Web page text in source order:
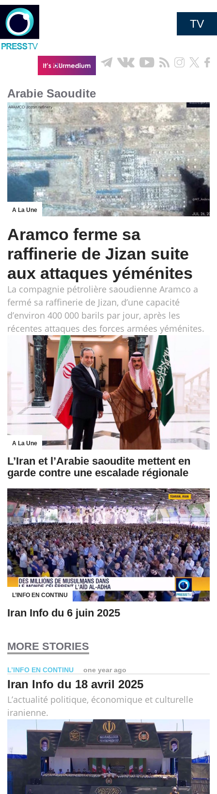
TV
Arabie Saoudite
A La Une
Aramco ferme sa
raffinerie de Jizan suite
aux attaques yéménites
La compagnie pétrolière saoudienne Aramco a
fermé sa raffinerie de Jizan, d’une capacité
d’environ 400 000 barils par jour, après les
récentes attaques des forces armées yéménites.
A La Une
L’Iran et l’Arabie saoudite mettent en
garde contre une escalade régionale
L’INFO EN CONTINU
Iran Info du 6 juin 2025
MORE STORIES
L’INFO EN CONTINU one year ago
Iran Info du 18 avril 2025
L’actualité politique, économique et culturelle
iranienne.